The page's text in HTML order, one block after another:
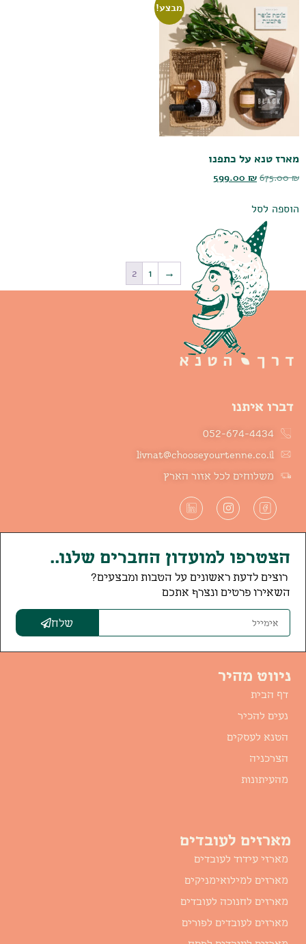
מבצע!
מארז טנא על כתפנו
675.00₪
599.00 ₪
הוספה לסל
→
1
2
דברו איתנו
052-674-4434
livnat@chooseyourtenne.co.il
משלוחים לכל אזור הארץ
הצטרפו למועדון החברים שלנו..
רוצים לדעת ראשונים על הטבות ומבצעים?
השאירו פרטים ונצרף אתכם
שלח
ניווט מהיר
דף הבית
נעים להכיר
הטנא לעסקים
הצרכניה
מהעיתונות
מארזים לעובדים
מארזי עידוד לעובדים
מארזים למילואימניקים
מארזים לחנוכה לעובדים
מארזים לעובדים לפורים